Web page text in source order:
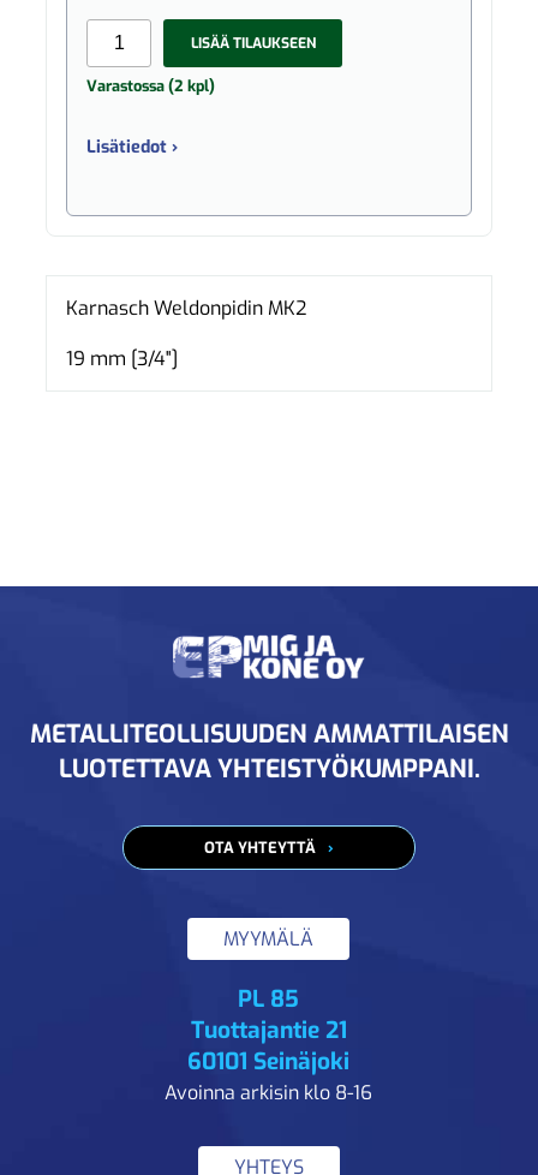
LISÄÄ TILAUKSEEN
Varastossa (2 kpl)
Lisätiedot ›
Karnasch Weldonpidin MK2
19 mm [3/4"]
METALLITEOLLISUUDEN AMMATTILAISEN
LUOTETTAVA YHTEISTYÖKUMPPANI.
OTA YHTEYTTÄ
MYYMÄLÄ
PL 85
Tuottajantie 21
60101 Seinäjoki
Avoinna arkisin klo 8-16
YHTEYS